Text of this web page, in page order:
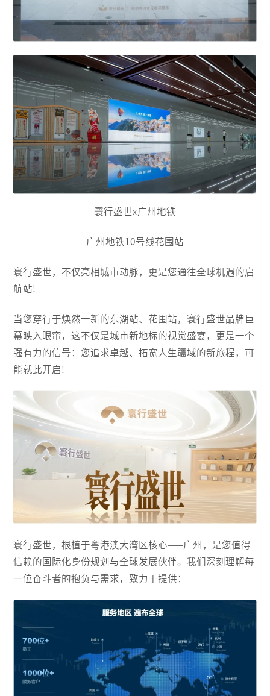
寰行盛世x广州地铁
广州地铁10号线花围站
寰行盛世，不仅亮相城市动脉，更是您通往全球机遇的启
航站!
当您穿行于焕然一新的东湖站、花围站，寰行盛世品牌巨
幕映入眼帘，这不仅是城市新地标的视觉盛宴，更是一个
强有力的信号：您追求卓越、拓宽人生疆域的新旅程，可
能就此开启!
寰行盛世，根植于粤港澳大湾区核心——广州，是您值得
信赖的国际化身份规划与全球发展伙伴。我们深刻理解每
一位奋斗者的抱负与需求，致力于提供：